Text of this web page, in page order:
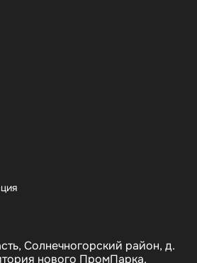
Солнечногорский район, д.
нового ПромПарка.